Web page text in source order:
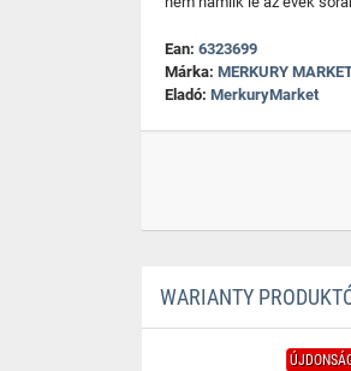
Ean: 6323699
Márka: MERKURY
Eladó: MerkuryMarket
WARIANTY